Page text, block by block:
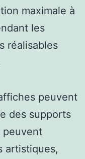
maximale à
les
réalisables
peuvent
des supports
peuvent
artistiques,